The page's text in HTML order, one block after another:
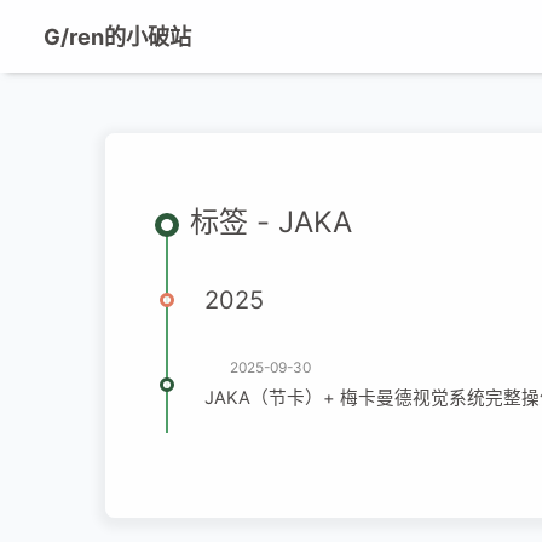
G/ren的小破站
标签 - JAKA
2025
2025-09-30
JAKA（节卡）+ 梅卡曼德视觉系统完整